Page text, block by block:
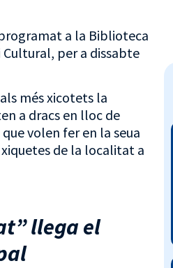
a la Biblioteca
per a dissabte
més xicotets la
a dracs en lloc de
volen fer en la seua
de la localitat a
llega el